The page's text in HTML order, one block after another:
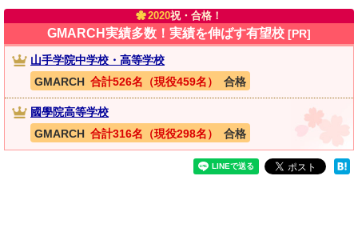
2020祝・合格！
GMARCH実績多数！実績を伸ばす有望校 [PR]
山手学院中学校・高等学校
GMARCH 合計526名（現役459名） 合格
國學院高等学校
GMARCH 合計316名（現役298名） 合格